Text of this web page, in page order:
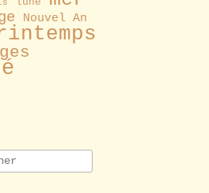
Nouvel An